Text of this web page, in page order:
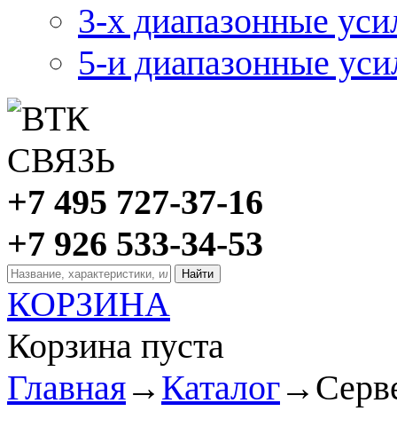
3-х диапазонные
5-и диапазонные
+7 495 727-37-16
+7 926 533-34-53
КОРЗИНА
Корзина пуста
Главная→ Каталог→